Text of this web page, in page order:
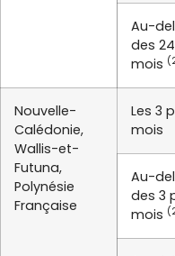
Au-
des
mois
Nouvelle-
Calédonie,
Wallis-et-
Futuna,
Polynésie
Française
Les 3
mois
Au-
des 3
mois